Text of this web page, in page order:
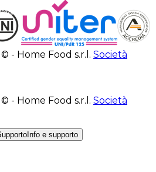
- Home Food s.r.l. Società
- Home Food s.r.l. Società
Info e supporto